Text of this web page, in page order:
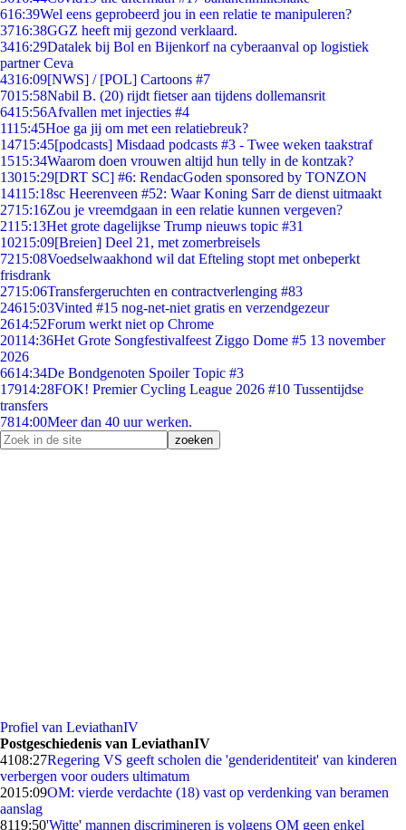
616:39Wel eens geprobeerd jou in een relatie te manipuleren?
3716:38GGZ heeft mij gezond verklaard.
3416:29Datalek bij Bol en Bijenkorf na cyberaanval op logistiek
partner Ceva
4316:09[NWS] / [POL] Cartoons #7
7015:58Nabil B. (20) rijdt fietser aan tijdens dollemansrit
6415:56Afvallen met injecties #4
1115:45Hoe ga jij om met een relatiebreuk?
14715:45[podcasts] Misdaad podcasts #3 - Twee weken taakstraf
1515:34Waarom doen vrouwen altijd hun telly in de kontzak?
13015:29[DRT SC] #6: RendacGoden sponsored by TONZON
14115:18sc Heerenveen #52: Waar Koning Sarr de dienst uitmaakt
2715:16Zou je vreemdgaan in een relatie kunnen vergeven?
2115:13Het grote dagelijkse Trump nieuws topic #31
10215:09[Breien] Deel 21, met zomerbreisels
7215:08Voedselwaakhond wil dat Efteling stopt met onbeperkt
frisdrank
2715:06Transfergeruchten en contractverlenging #83
24615:03Vinted #15 nog-net-niet gratis en verzendgezeur
2614:52Forum werkt niet op Chrome
20114:36Het Grote Songfestivalfeest Ziggo Dome #5 13 november
2026
6614:34De Bondgenoten Spoiler Topic #3
17914:28FOK! Premier Cycling League 2026 #10 Tussentijdse
transfers
7814:00Meer dan 40 uur werken.
Profiel van LeviathanIV
Postgeschiedenis van LeviathanIV
4108:27Regering VS geeft scholen die 'genderidentiteit' van kinderen
verbergen voor ouders ultimatum
2015:09OM: vierde verdachte (18) vast op verdenking van beramen
aanslag
8119:50'Witte' mannen discrimineren is volgens OM geen enkel